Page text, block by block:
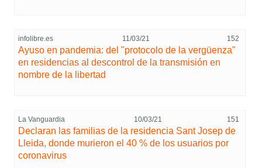
infolibre.es 11/03/21 152
Ayuso en pandemia: del "protocolo de la vergüenza"
en residencias al descontrol de la transmisión en
nombre de la libertad
La Vanguardia 10/03/21 151
Declaran las familias de la residencia Sant Josep de
Lleida, donde murieron el 40 % de los usuarios por
coronavirus